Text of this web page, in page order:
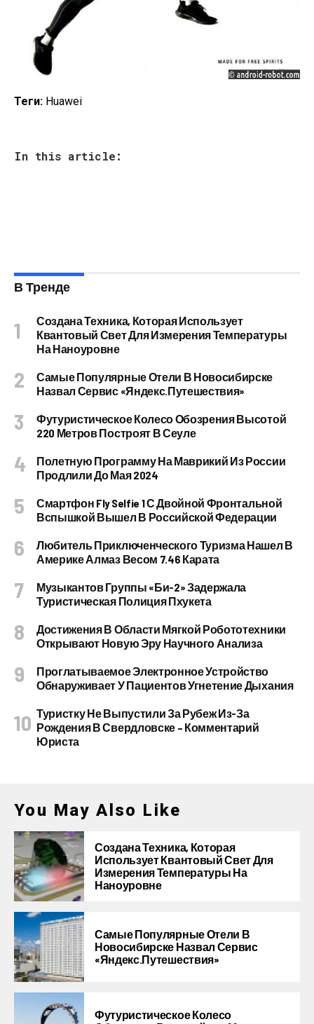
Теги: Huawei
In this article:
В Тренде
Создана Техника, Которая Использует
Квантовый Свет Для Измерения Температуры
На Наноуровне
Самые Популярные Отели В Новосибирске
Назвал Сервис «Яндекс.Путешествия»
Футуристическое Колесо Обозрения Высотой
220 Метров Построят В Сеуле
Полетную Программу На Маврикий Из России
Продлили До Мая 2024
Смартфон Fly Selfie 1 С Двойной Фронтальной
Вспышкой Вышел В Российской Федерации
Любитель Приключенческого Туризма Нашел В
Америке Алмаз Весом 7.46 Карата
Музыкантов Группы «Би-2» Задержала
Туристическая Полиция Пхукета
Достижения В Области Мягкой Робототехники
Открывают Новую Эру Научного Анализа
Проглатываемое Электронное Устройство
Обнаруживает У Пациентов Угнетение Дыхания
Туристку Не Выпустили За Рубеж Из-За
Рождения В Свердловске – Комментарий
Юриста
You May Also Like
Создана Техника, Которая
Использует Квантовый Свет Для
Измерения Температуры На
Наноуровне
Самые Популярные Отели В
Новосибирске Назвал Сервис
«Яндекс.Путешествия»
Футуристическое Колесо